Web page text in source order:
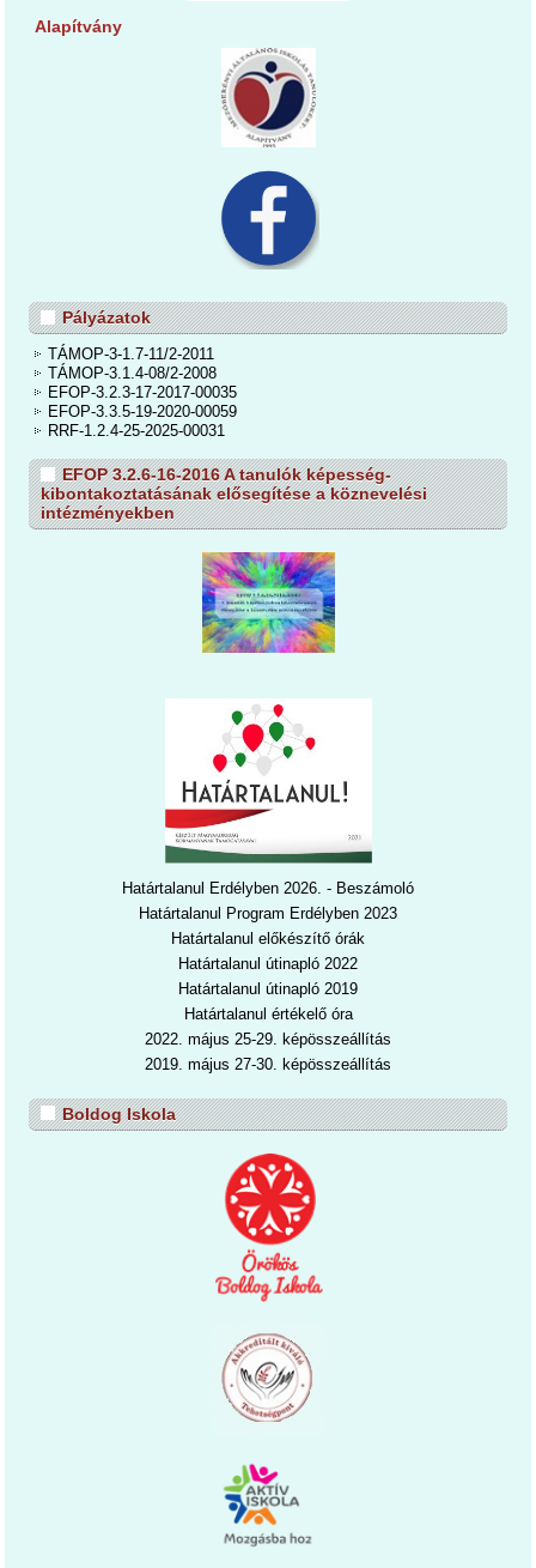
Alapítvány
Pályázatok
TÁMOP-3-1.7-11/2-2011
TÁMOP-3.1.4-08/2-2008
EFOP-3.2.3-17-2017-00035
EFOP-3.3.5-19-2020-00059
RRF-1.2.4-25-2025-00031
EFOP 3.2.6-16-2016 A tanulók képesség-
kibontakoztatásának elősegítése a köznevelési
intézményekben
Határtalanul Erdélyben 2026. - Beszámoló
Határtalanul Program Erdélyben 2023
Határtalanul előkészítő órák
Határtalanul útinapló 2022
Határtalanul útinapl ó 2019
Határtalanul értékelő óra
2022. május 25-29. képösszeállítás
2019. május 27-30. képösszeállítás
Boldog Iskola